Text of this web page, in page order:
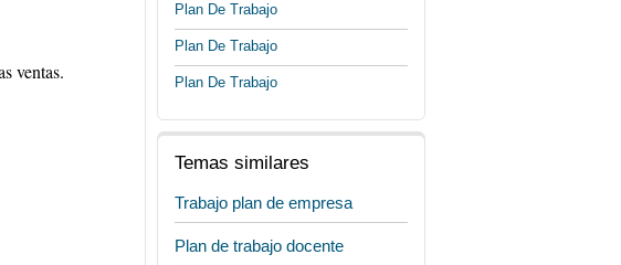
ventas.
Plan De Trabajo
Plan De Trabajo
Plan De Trabajo
Temas similares
Trabajo plan de empresa
Plan de trabajo docente